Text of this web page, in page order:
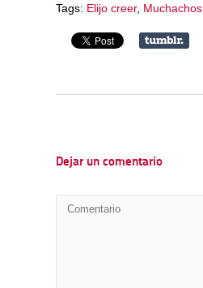
Tags: Elijo creer, Muchachos
Dejar un comentario